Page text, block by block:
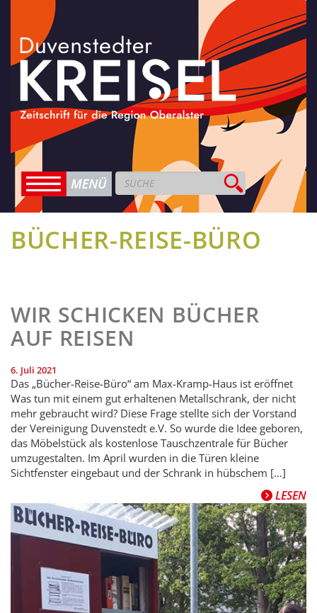
BÜCHER-REISE-BÜRO
WIR SCHICKEN BÜCHER
AUF REISEN
6. Juli 2021
Das „Bücher-Reise-Büro“ am Max-Kramp-Haus ist eröffnet
Was tun mit einem gut erhaltenen Metallschrank, der nicht
mehr gebraucht wird? Diese Frage stellte sich der Vorstand
der Vereinigung Duvenstedt e.V. So wurde die Idee geboren,
das Möbelstück als kostenlose Tauschzentrale für Bücher
umzugestalten. Im April wurden in die Türen kleine
Sichtfenster eingebaut und der Schrank in hübschem […]
LESEN